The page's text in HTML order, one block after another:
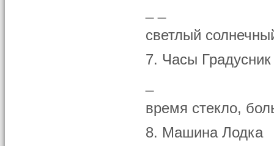
светлый
7. Часы Градусник
время стекло,
8. Машина Лодка